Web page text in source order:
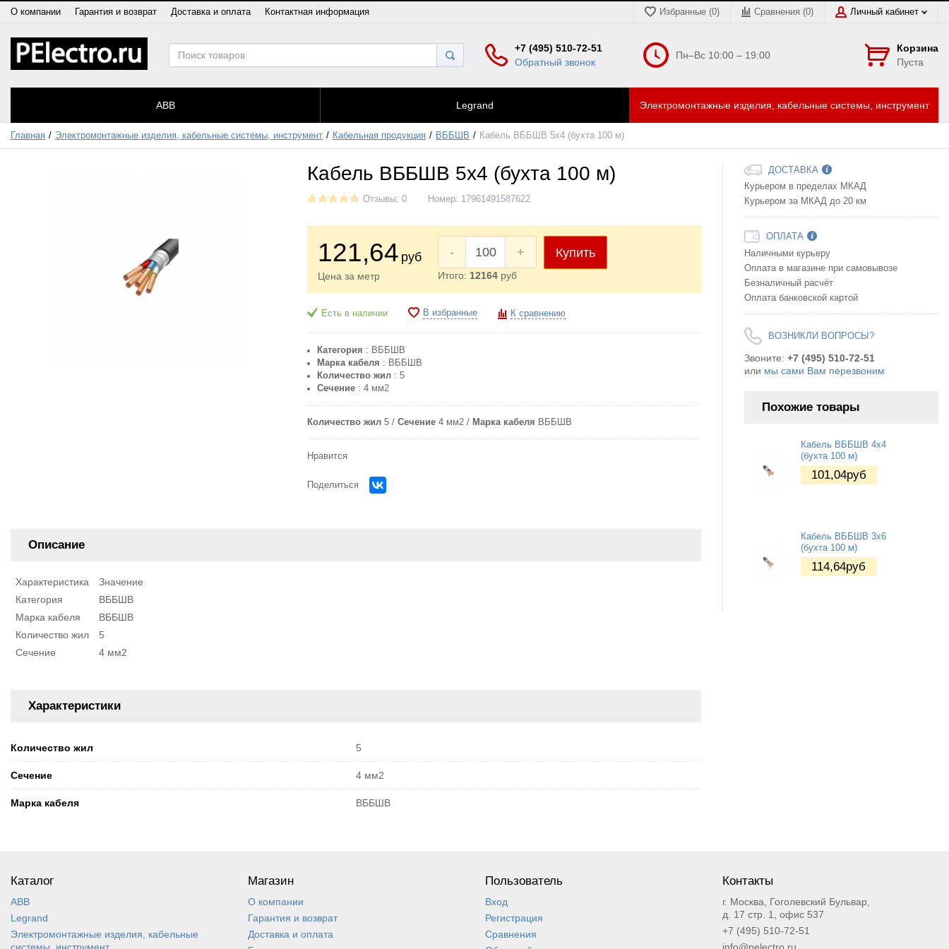
О компании Гарантия и возврат Доставка и оплата Контактная информация Избранные (0) Сравнения (0) Личный кабинет
+7 (495) 510-72-51
Обратный звонок
Пн–Вс 10:00 – 19:00
Корзина
Пуста
ABB Legrand Электромонтажные изделия, кабельные системы, инструмент
Главная Электромонтажные изделия, кабельные системы, инструмент Кабельная продукция ВББШВ Кабель ВББШВ 5x4 (бухта 100 м)
Кабель ВББШВ 5x4 (бухта 100 м)
Отзывы: 0 Номер: 17961491587622
121,64 руб
Цена за метр
- + Купить
Итого: 12164 руб
Есть в наличии В избранные К сравнению
Категория : ВББШВ
Марка кабеля : ВББШВ
Количество жил: 5
Сечение: 4 мм2
Количество жил 5 Сечение 4 мм2 Марка кабеля ВББШВ
Нравится
Поделиться
Описание
Характеристика
Значение
Категория
ВББШВ
Марка кабеля
ВББШВ
Количество жил
5
Сечение
4 мм2
Характеристики
Количество жил 5
Сечение 4 мм2
Марка кабеля ВББШВ
ДОСТАВКА
Курьером в пределах МКАД
Курьером за МКАД до 20 км
ОПЛАТА
Наличными курьеру
Оплата в магазине при самовывозе
Безналичный расчёт
Оплата банковской картой
ВОЗНИКЛИ ВОПРОСЫ?
Звоните: +7 (495) 510-72-51
или мы сами Вам перезвоним
Похожие товары
Кабель ВББШВ 4x4
(бухта 100 м)
101,04руб
Кабель ВББШВ 3x6
(бухта 100 м)
114,64руб
Каталог
ABB
Legrand
Электромонтажные изделия, кабельные
системы, инструмент
Магазин
О компании
Гарантия и возврат
Доставка и оплата
Пользователь
Вход
Регистрация
Сравнения
Контакты
г. Москва, Гоголевский Бульвар,
д. 17 стр. 1, офис 537
+7 (495) 510-72-51
info@pelectro.ru